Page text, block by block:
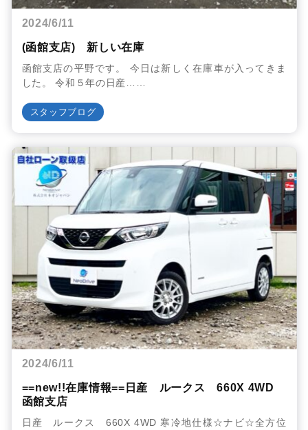
2024/6/11
(函館支店) 新しい在庫
函館支店の平野です。 今日は新しく在庫車が入ってきま
した。 令和５年の日産……
スタッフブログ
2024/6/11
==new!!在庫情報==日産 ルークス 660X 4WD
函館支店
日産 ルークス 660X 4WD 寒冷地仕様☆ナビ☆全方位